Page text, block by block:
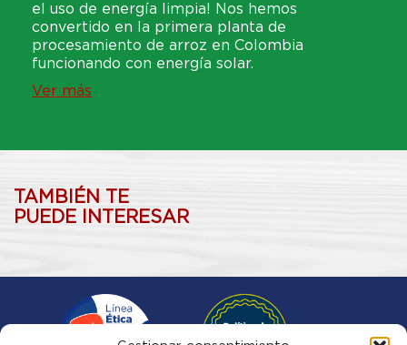
el uso de energía limpia! Nos hemos
convertido en la primera planta de
procesamiento de arroz en Colombia
funcionando con energía solar.
Ver más
TAMBIÉN TE
PUEDE INTERESAR